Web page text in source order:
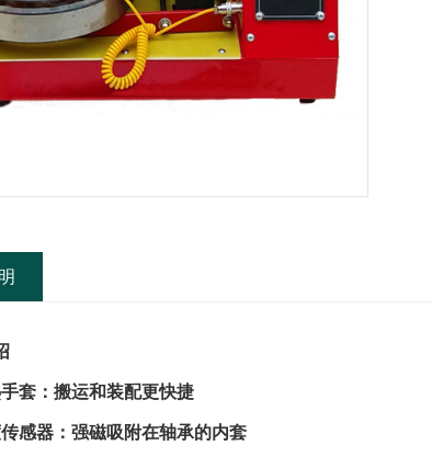
套：搬运和装配更快捷
感器：强磁吸附在轴承的内套